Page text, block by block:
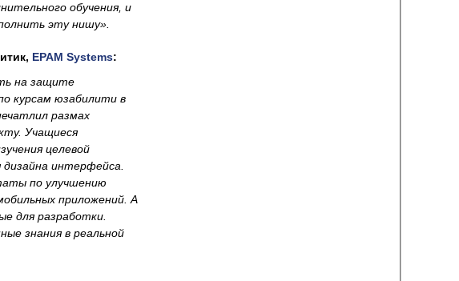
обучения, и
эту нишу».
EPAM Systems:
на защите
курсам юзабилити в
размах
Учащиеся
целевой
интерфейса.
по улучшению
приложений. А
для разработки.
знания в реальной